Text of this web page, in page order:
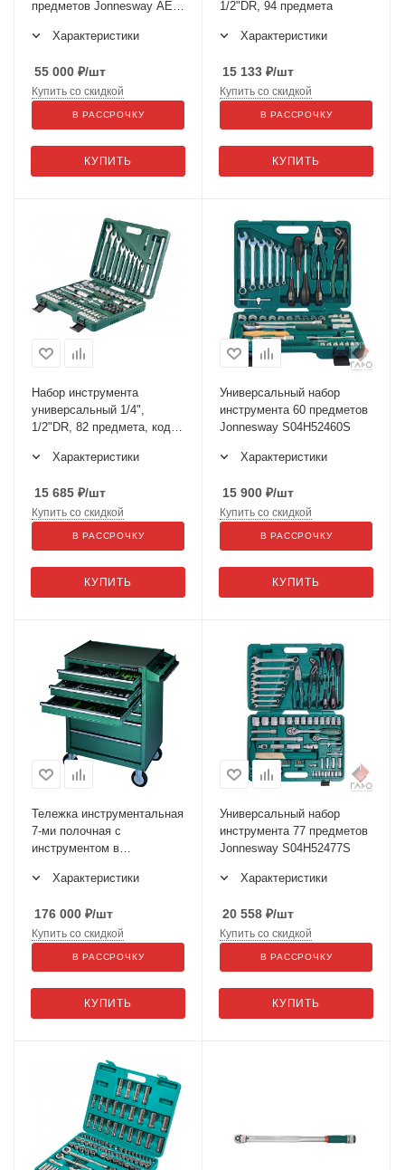
предметов Jonnesway AE
Характеристики
55 000 ₽/шт
КУПИТЬ
Купить со скидкой
В РАССРОЧКУ
1/2"DR, 94 предмета
Характеристики
15 133 ₽/шт
КУПИТЬ
Купить со скидкой
В РАССРОЧКУ
Набор инструмента
универсальный 1/4",
1/2"DR, 82 предмета, код
S04H52482S
Характеристики
15 685 ₽/шт
КУПИТЬ
Купить со скидкой
В РАССРОЧКУ
Универсальный набор
инструмента 60 предметов
Jonnesway S04H52460S
Характеристики
15 900 ₽/шт
КУПИТЬ
Купить со скидкой
В РАССРОЧКУ
Тележка инструментальная
7-ми полочная с
инструментом в
предметов C-7DW146
Характеристики
176 000 ₽/шт
КУПИТЬ
Купить со скидкой
В РАССРОЧКУ
Универсальный набор
инструмента 77 предметов
Jonnesway S04H52477S
Характеристики
20 558 ₽/шт
КУПИТЬ
Купить со скидкой
В РАССРОЧКУ